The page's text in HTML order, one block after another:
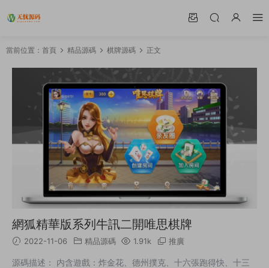
當前位置： 首頁 精品源碼 棋牌源碼 正文
網狐精華版系列牛訊二開唯思棋牌
2022-11-06 精品源碼 1.91k 推廣
源碼描述： 内含遊戲：炸金花、德州撲克、十六張跑得快、十三